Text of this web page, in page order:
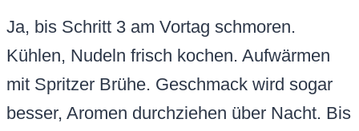
Ja, bis Schritt 3 am Vortag schmoren.
Kühlen, Nudeln frisch kochen. Aufwärmen
mit Spritzer Brühe. Geschmack wird sogar
besser, Aromen durchziehen über Nacht. Bis